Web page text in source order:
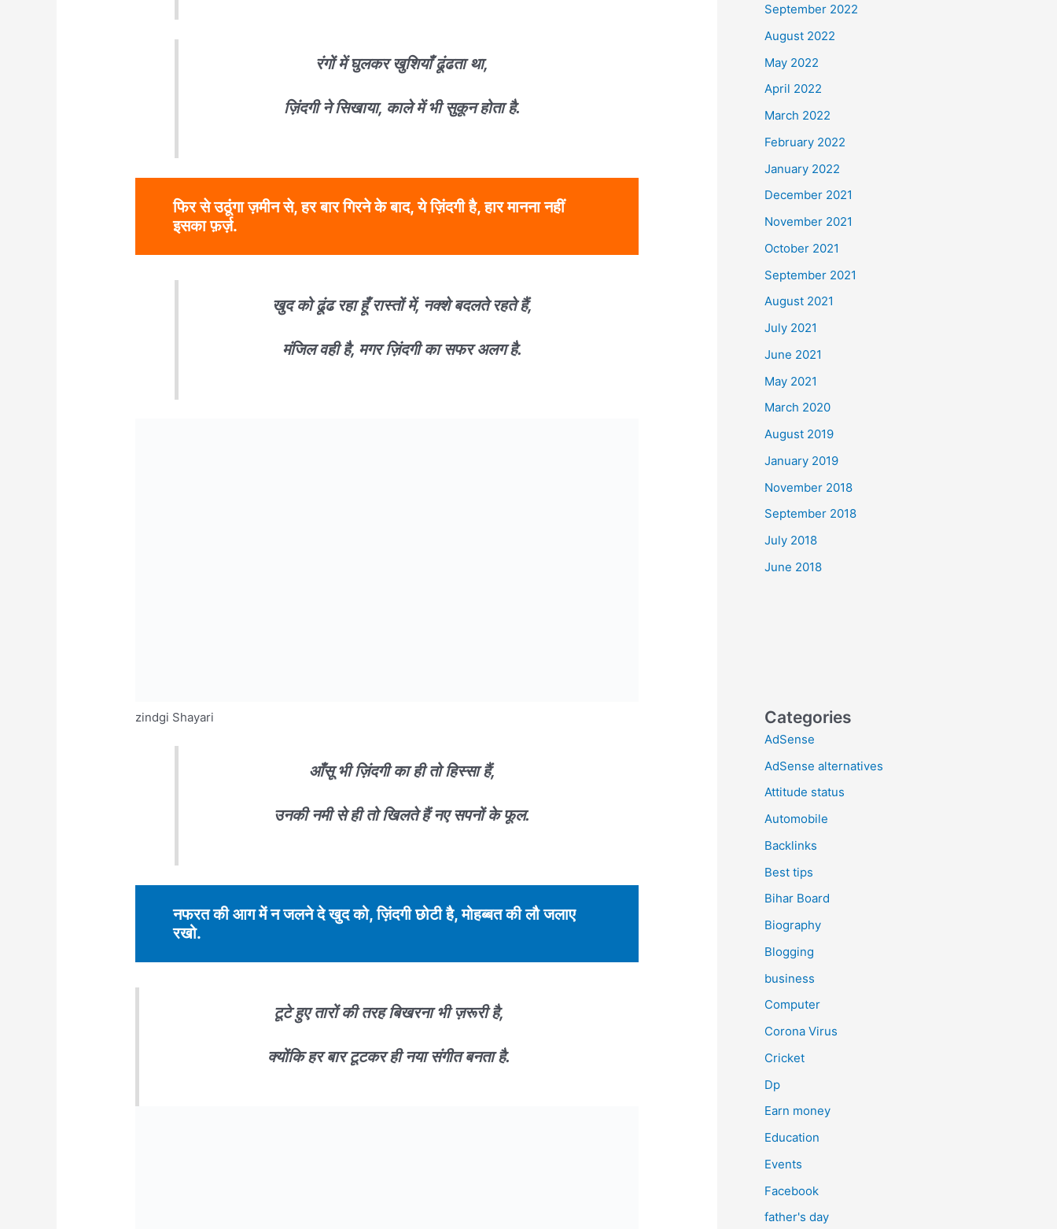
रंगों में घुलकर खुशियाँ ढूंढता था,
ज़िंदगी ने सिखाया, काले में भी सुकून होता है.
फिर से उठूंगा ज़मीन से, हर बार गिरने के बाद, ये ज़िंदगी है, हार मानना नहीं
इसका फ़र्ज़.
खुद को ढूंढ रहा हूँ रास्तों में, नक्शे बदलते रहते हैं,
मंजिल वही है, मगर ज़िंदगी का सफर अलग है.
zindgi Shayari
आँसू भी ज़िंदगी का ही तो हिस्सा हैं,
उनकी नमी से ही तो खिलते हैं नए सपनों के फूल.
नफरत की आग में न जलने दे खुद को, ज़िंदगी छोटी है, मोहब्बत की लौ जलाए
रखो.
टूटे हुए तारों की तरह बिखरना भी ज़रूरी है,
क्योंकि हर बार टूटकर ही नया संगीत बनता है.
September 2022
August 2022
May 2022
April 2022
March 2022
February 2022
January 2022
December 2021
November 2021
October 2021
September 2021
August 2021
July 2021
June 2021
May 2021
March 2020
August 2019
January 2019
November 2018
September 2018
July 2018
June 2018
Categories
AdSense
AdSense alternatives
Attitude status
Automobile
Backlinks
Best tips
Bihar Board
Biography
Blogging
business
Computer
Corona Virus
Cricket
Dp
Earn money
Education
Events
Facebook
father's day